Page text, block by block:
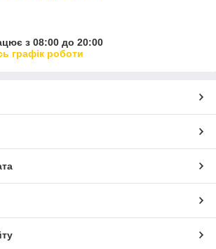
з 08:00 до 20:00
графік роботи